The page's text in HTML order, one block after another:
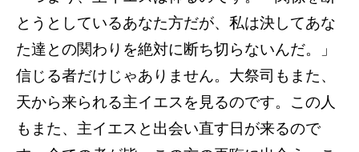
とうとしているあなた方だが、私は決してあな
た達との関わりを絶対に断ち切らないんだ。」
信じる者だけじゃありません。大祭司もまた、
天から来られる主イエスを見るのです。この人
もまた、主イエスと出会い直す日が来るので